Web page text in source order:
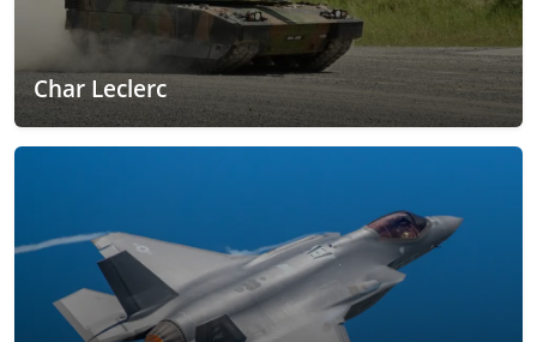
Char Leclerc